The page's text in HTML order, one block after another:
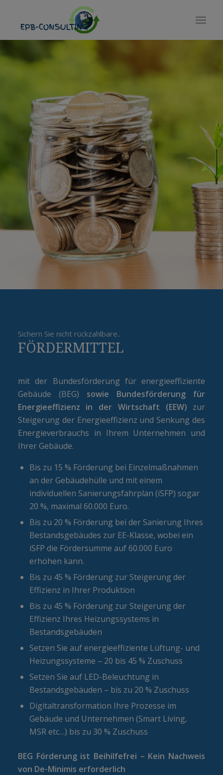
Sichern Sie nicht rückzahlbare..
FÖRDERMITTEL
mit der Bundesförderung für energieeffiziente
Gebäude (BEG) sowie Bundesförderung für
Energieeffizienz in der Wirtschaft (EEW) zur
Steigerung der Energieeffizienz und Senkung des
Energieverbrauchs in Ihrem Unternehmen und
Ihrer Gebäude.
Bis zu 15 % Förderung bei Einzelmaßnahmen
an der Gebäudehülle und mit einem
individuellen Sanierungsfahrplan (iSFP) sogar
20 %, maximal 60.000 Euro.
Bis zu 20 % Förderung bei der Sanierung Ihres
Bestandsgebäudes zur EE-Klasse, wobei ein
iSFP die Fördersumme auf 60.000 Euro
erhöhen kann.
Bis zu 45 % Förderung zur Steigerung der
Effizienz in Ihrer Produktion
Bis zu 45 % Förderung zur Steigerung der
Effizienz Ihres Heizungssystems in
Bestandsgebäuden
Setzen Sie auf energieeffiziente Lüftung- und
Heizungssysteme – 20 bis 45 % Zuschuss
Setzen Sie auf LED-Beleuchtung in
Bestandsgebäuden – bis zu 20 % Zuschuss
Digitaltransformation Ihre Prozesse im
Gebäude und Unternehmen (Smart Living,
MSR etc…) bis zu 30 % Zuschuss
BEG Förderung ist Beihilfefrei – Kein Nachweis
von De-Minimis erforderlich